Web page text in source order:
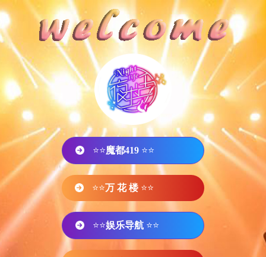
⭐⭐魔都419 ⭐⭐
⭐⭐万 花 楼 ⭐⭐
⭐⭐娱乐导航 ⭐⭐